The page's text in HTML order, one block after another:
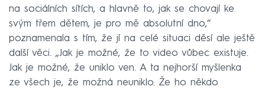
na sociálních sítích, a hlavně to, jak se chovají ke
svým třem dětem, je pro mě absolutní dno,“
poznamenala s tím, že jí na celé situaci děsí ale ještě
další věci. „Jak je možné, že to video vůbec existuje.
Jak je možné, že uniklo ven. A ta nejhorší myšlenka
ze všech je, že možná neuniklo. Že ho někdo